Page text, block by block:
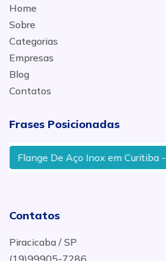
Home
Sobre
Categorias
Empresas
Blog
Contatos
Frases Posicionadas
Flange De Aço Inox em Curitiba - PR
Contatos
Piracicaba / SP
(19)99905-7286